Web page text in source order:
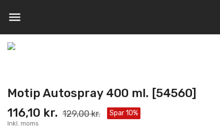

Motip Autospray 400 ml. [54560]
116,10 kr. 129,00 kr. Spar 10%
Inkl. moms